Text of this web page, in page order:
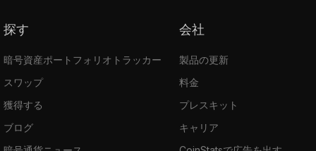
探す
暗号資産ポートフォリオトラッカー
スワップ
獲得する
ブログ
会社
製品の更新
料金
プレスキット
キャリア